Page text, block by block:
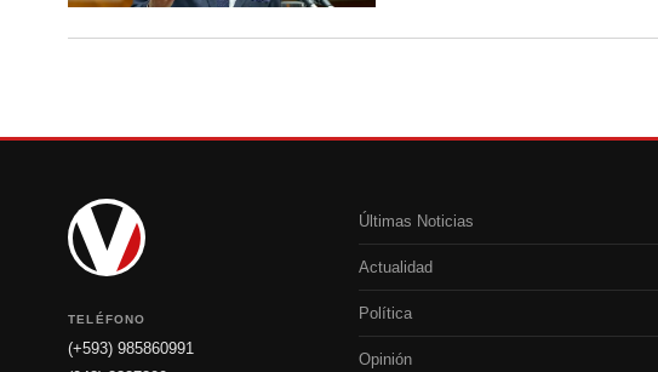
TELÉFONO
(+593) 985860991
Últimas Noticias
Actualidad
Política
Opinión